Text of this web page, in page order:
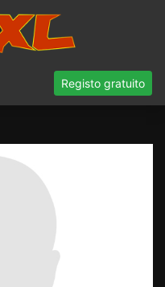
Registo gratuito